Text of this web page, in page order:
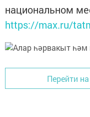
национальном
https://max.ru/
Перейти